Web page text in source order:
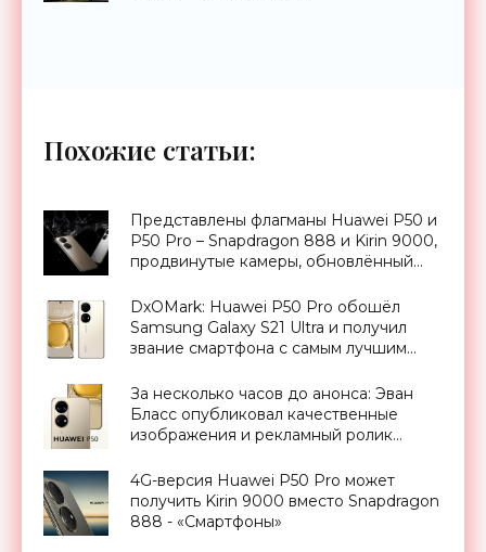
Похожие статьи:
Представлены флагманы Huawei P50 и
P50 Pro – Snapdragon 888 и Kirin 9000,
продвинутые камеры, обновлённый
«Смартфоны»
DxOMark: Huawei P50 Pro обошёл
Samsung Galaxy S21 Ultra и получил
звание смартфона с самым лучшим
За несколько часов до анонса: Эван
Бласс опубликовал качественные
изображения и рекламный ролик
4G-версия Huawei P50 Pro может
получить Kirin 9000 вместо Snapdragon
888 - «Смартфоны»